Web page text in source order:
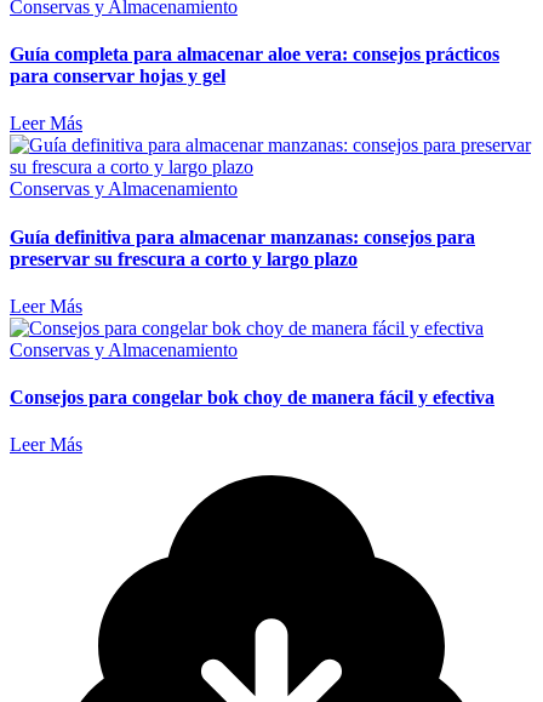
Conservas y Almacenamiento
Guía completa para almacenar aloe vera: consejos prácticos
para conservar hojas y gel
Leer Más
Conservas y Almacenamiento
Guía definitiva para almacenar manzanas: consejos para
preservar su frescura a corto y largo plazo
Leer Más
Conservas y Almacenamiento
Consejos para congelar bok choy de manera fácil y efectiva
Leer Más